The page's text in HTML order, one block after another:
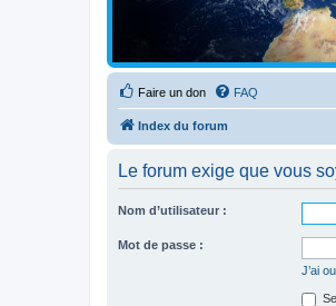
Faire un don FAQ
Index du forum
Le forum exige que vous
Nom d’utilisateur :
Mot de passe :
J’ai